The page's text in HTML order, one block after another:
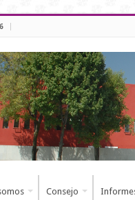
Consejo